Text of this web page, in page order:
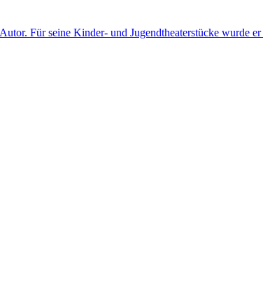
Für seine Kinder- und Jugendtheaterstücke wurde er